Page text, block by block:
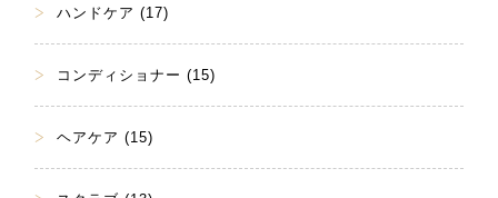
ハンドケア (17)
コンディショナー (15)
ヘアケア (15)